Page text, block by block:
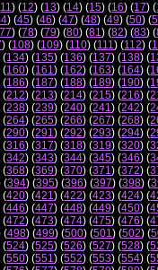
11) (12) (13) (14) (15) (16) (17) (
) (45) (46) (47) (48) (49) (50) (
77) (78) (79) (80) (81) (82) (83) (
) (108) (109) (110) (111) (112) (
(134) (135) (136) (137) (138) (
(160) (161) (162) (163) (164) (
(186) (187) (188) (189) (190) (
(212) (213) (214) (215) (216) (
(238) (239) (240) (241) (242) (
(264) (265) (266) (267) (268) (
(290) (291) (292) (293) (294) (
(316) (317) (318) (319) (320) (
(342) (343) (344) (345) (346) (
(368) (369) (370) (371) (372) (
(394) (395) (396) (397) (398) (
(420) (421) (422) (423) (424) (
(446) (447) (448) (449) (450) (
(472) (473) (474) (475) (476) (
(498) (499) (500) (501) (502) (
(524) (525) (526) (527) (528) (
(550) (551) (552) (553) (554) (